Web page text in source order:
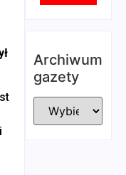
Archiwum
gazety